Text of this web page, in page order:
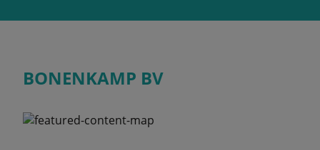
BONENKAMP BV